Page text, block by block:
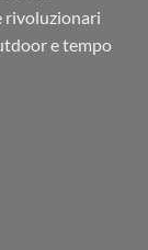
rivoluzionari
e tempo